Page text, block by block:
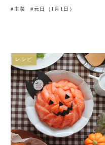
# 主菜 #元日（1月1日）
レシピ